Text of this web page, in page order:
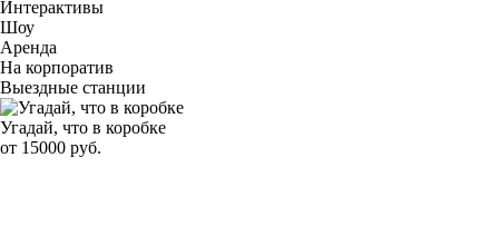
Интерактивы
Шоу
Аренда
На корпоратив
Выездные станции
Угадай, что в коробке
от 15000 руб.